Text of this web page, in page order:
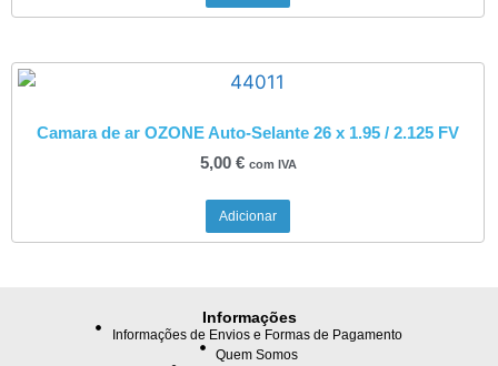
Camara de ar OZONE Auto-Selante 26 x 1.95 / 2.125 FV
5,00 € com IVA
Adicionar
Informações
Informações de Envios e Formas de Pagamento
Quem Somos